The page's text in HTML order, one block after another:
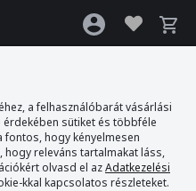
Ívelt Monitor 120Hz - 34"
a felhasználóbarát vásárlási
sütiket és többféle
fontos, hogy kényelmesen
releváns tartalmakat láss,
olvasd el azAdatkezelési
kkal kapcsolatos részleteket.